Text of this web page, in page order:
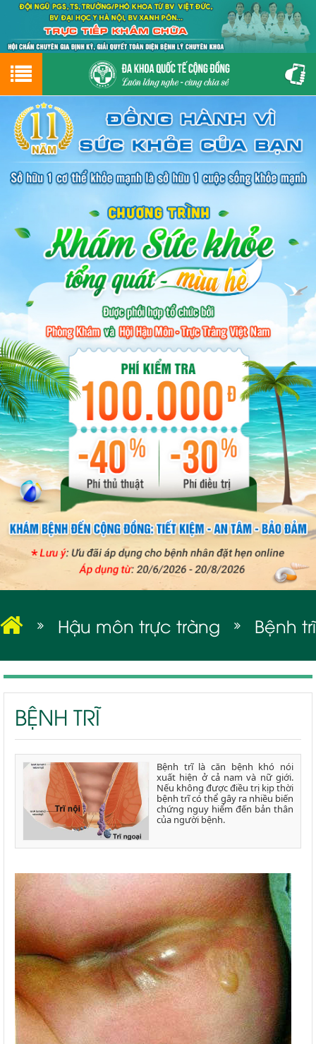
Hotline0243.9656.999tư vấn miễn phí
GIỚI THIỆU
GIỚI THIỆU VỀ PHÒNG KHÁM
CƠ SỞ VẬT CHẤT
ĐẶT HẸN LỊCH KHÁM
ĐƯỜNG TỚI PHÒNG KHÁM
PHỤ KHOA
BỆNH HẬU MÔN
BỆNH XÃ HỘI
Hậu môn trực tràng Bệnh trĩ
BỆNH TRĨ
Bệnh trĩ là căn bệnh khó nói
xuất hiện ở cả nam và nữ giới.
Nếu không được điều trị kịp thời
bệnh trĩ có thể gây ra nhiều biến
chứng nguy hiểm đến bản thân
của người bệnh.